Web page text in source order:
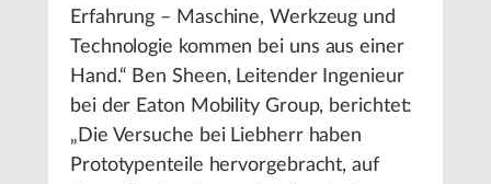
Erfahrung – Maschine, Werkzeug und
Technologie kommen bei uns aus einer
Hand.“ Ben Sheen, Leitender Ingenieur
bei der Eaton Mobility Group, berichtet:
„Die Versuche bei Liebherr haben
Prototypenteile hervorgebracht, auf